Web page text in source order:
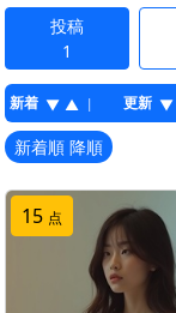
投稿
1
新着 ▼ ▲ | 更新 ▼
新着順 降順
15 点